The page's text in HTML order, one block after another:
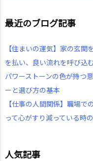
最近のブログ記事
【住まいの運気】家の玄
を払い、良い流れを呼び込
パワーストーンの色が持つ
ーと選び方の基本
【仕事の人間関係】職場
って心がすり減っている時
人気記事